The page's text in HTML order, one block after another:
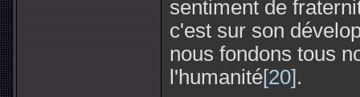
sentiment de
c'est sur son
nous fondons tous
l'humanité[20].